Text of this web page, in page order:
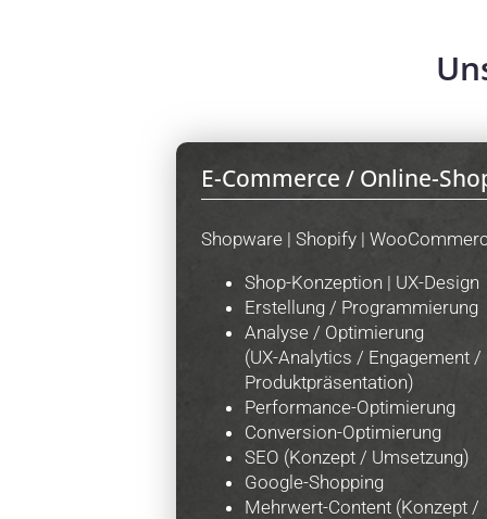
E-Commerce / Online-
Shopware | Shopify |
Shop-Konzeption | UX-Design
Erstellung / Programmierung
Analyse / Optimierung
(UX-Analytics / Engagement /
Produktpräsentation)
Performance-Optimierung
Conversion-Optimierung
SEO (Konzept / Umsetzung)
Google-Shopping
Mehrwert-Content (Konzept /